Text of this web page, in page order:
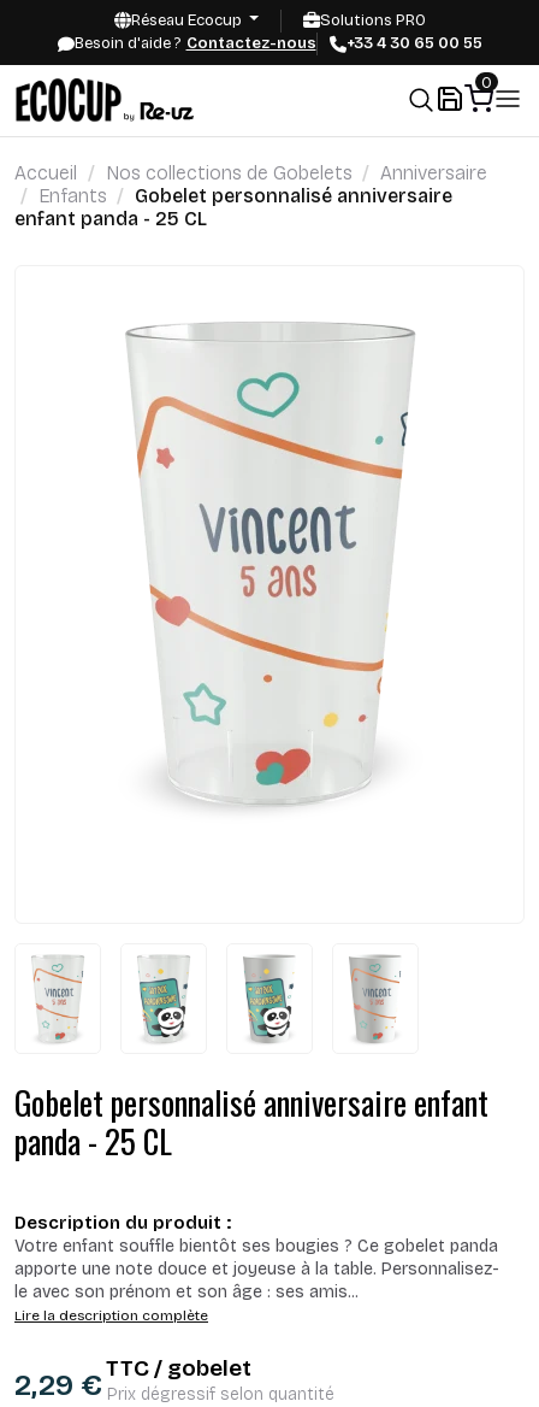
Réseau Ecocup
Solutions PRO
Besoin d'aide ? Contactez-nous +33 4 30 65 00 55
0
Accueil Nos collections de Gobelets
Anniversaire
Enfants
Gobelet personnalisé anniversaire
enfant panda - 25 CL
Gobelet personnalisé anniversaire enfant
panda - 25 CL
Description du produit :
Votre enfant souffle bientôt ses bougies ? Ce gobelet panda
apporte une note douce et joyeuse à la table. Personnalisez-
le avec son prénom et son âge : ses amis...
Lire la description complète
2,29 €
TTC / gobelet
Prix dégressif selon quantité